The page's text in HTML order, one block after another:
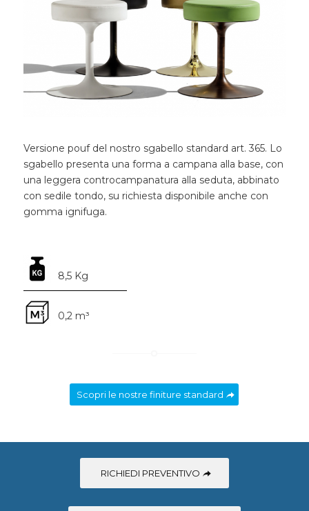
Versione pouf del nostro sgabello standard art. 365. Lo
sgabello presenta una forma a campana alla base, con
una leggera controcampanatura alla seduta, abbinato
con sedile tondo, su richiesta disponibile anche con
gomma ignifuga.
8,5 Kg
0,2 m³
Scopri le nostre finiture standard
RICHIEDI PREVENTIVO